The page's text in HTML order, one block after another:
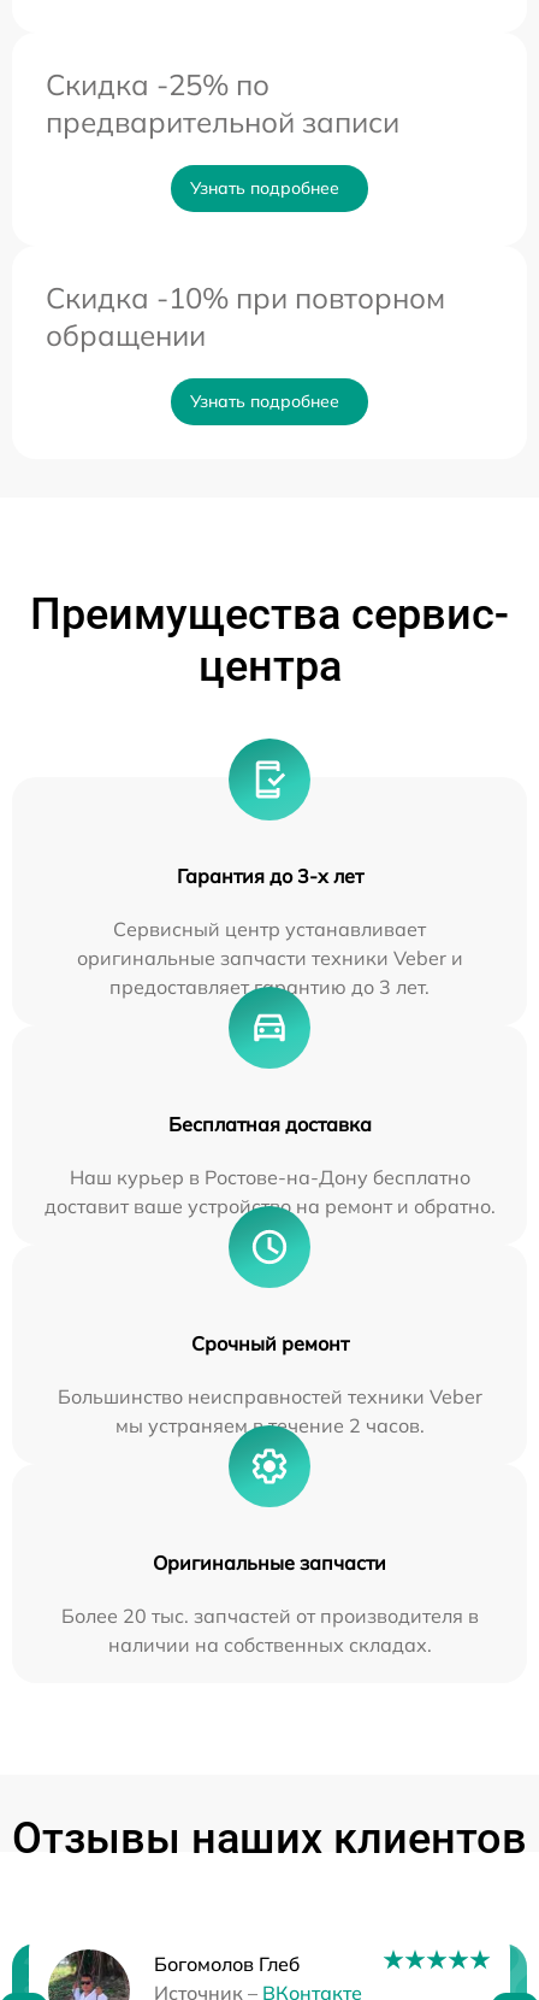
Скидка -25% по
предварительной записи
Узнать подробнее
Скидка -10% при повторном
обращении
Узнать подробнее
Преимущества сервис-
центра
Гарантия до 3-х лет
Сервисный центр устанавливает
оригинальные запчасти техники Veber и
предоставляет гарантию до 3 лет.
Бесплатная доставка
Наш курьер в Ростове-на-Дону бесплатно
доставит ваше устройство на ремонт и обратно.
Срочный ремонт
Большинство неисправностей техники Veber
мы устраняем в течение 2 часов.
Оригинальные запчасти
Более 20 тыс. запчастей от производителя в
наличии на собственных складах.
Отзывы наших клиентов
Богомолов Глеб
Источник – ВКонтакте